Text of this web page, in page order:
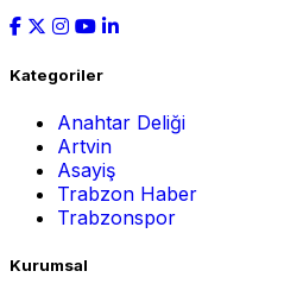
Kategoriler
Anahtar Deliği
Artvin
Asayiş
Trabzon Haber
Trabzonspor
Kurumsal